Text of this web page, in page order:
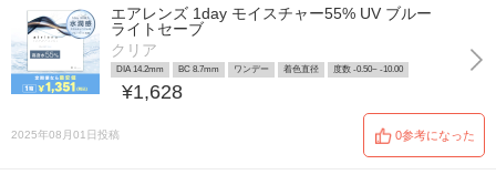
エアレンズ 1day モイスチャー55% UV ブルー
ライトセーブ
クリア
DIA 14.2mm BC 8.7mm ワンデー 着色直径 度数 -0.50~ -10.00
¥1,628
2025年08月01日投稿 0参考になった